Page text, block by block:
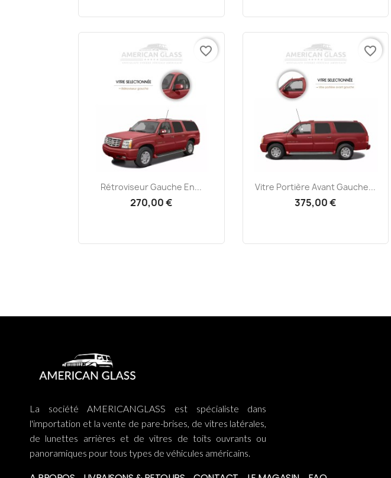
Aperçu rapide
Rétroviseur Gauche En...
270,00 €
favorite_border
Aperçu rapide
Vitre Portière Avant Gauche...
375,00 €
favorite_border
La société AMERICANGLASS est spécialiste dans
l'importation et la vente de pare-brises, de vitres latérales,
de lunettes arrières et de vitres de toits ouvrants ou
panoramiques pour tous types de véhicules américains.